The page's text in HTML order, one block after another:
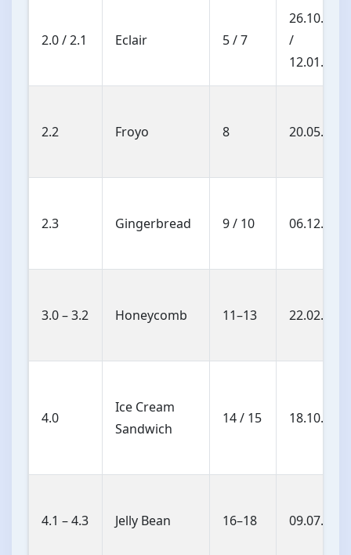
2.0 / 2.1 Eclair 5 / 7
26.10.2009
/
12.01.2010
2.2 Froyo 8 20.05.2010
2.3 Gingerbread 9 / 10 06.12.2010
3.0 – 3.2 Honeycomb 11–13 22.02.2011
4.0
Ice Cream
Sandwich
14 / 15 18.10.2011
4.1 – 4.3 Jelly Bean 16–18 09.07.2012